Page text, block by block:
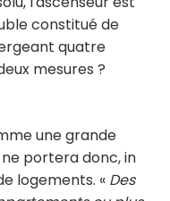
constitué de
quatre
mesures ?
une grande
portera donc, in
logements. « Des